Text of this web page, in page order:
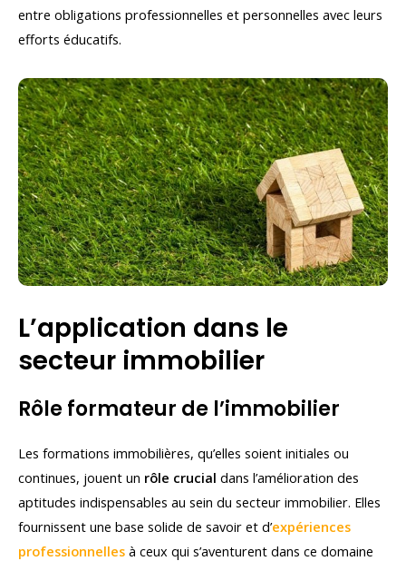
entre obligations professionnelles et personnelles avec leurs
efforts éducatifs.
L’application dans le
secteur immobilier
Rôle formateur de l’immobilier
Les formations immobilières, qu’elles soient initiales ou
continues, jouent un rôle crucial dans l’amélioration des
aptitudes indispensables au sein du secteur immobilier. Elles
fournissent une base solide de savoir et d’expériences
professionnelles à ceux qui s’aventurent dans ce domaine